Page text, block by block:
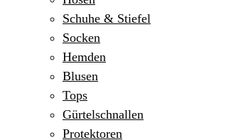
Schuhe & Stiefel
Socken
Hemden
Blusen
Tops
Gürtelschnallen
Protektoren